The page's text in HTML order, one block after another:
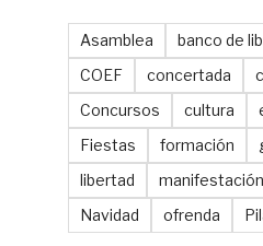
Asamblea banco de
COEF
concertada
Concursos
cultura
Fiestas
formación
libertad
manifestación
Navidad
ofrenda